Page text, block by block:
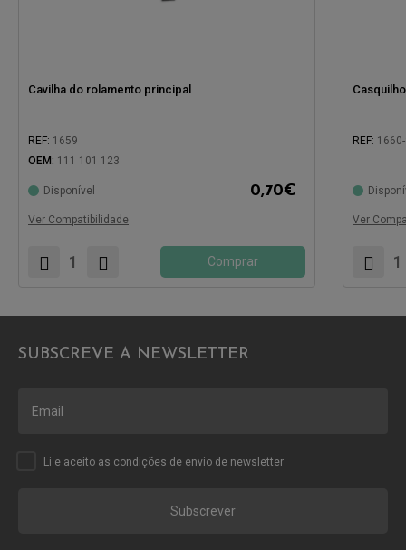
Cavilha do rolamento principal
REF: 1659
OEM: 111 101 123
Disponível 0,70€
Ver Compatibilidade
Comprar
REF:
Ver
SUBSCREVE A NEWSLETTER
Subscrever
Li e aceito as condições de envio de newsletter